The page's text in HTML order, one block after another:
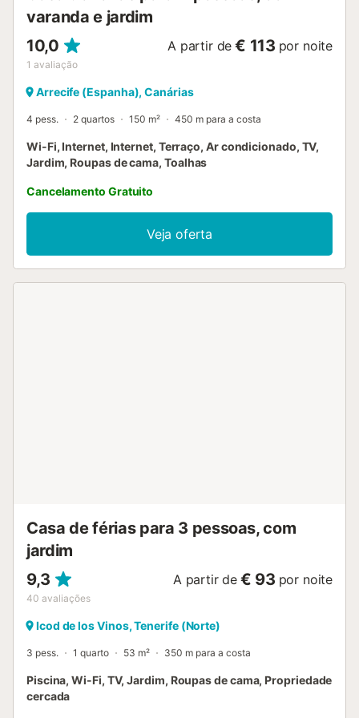
varanda e jardim
10,0
1 avaliação
A partir de € 113 por noite
Arrecife (Espanha), Canárias
4 pess. 2 quartos 150 m² 450 m para a costa
Wi-Fi, Internet, Internet, Terraço, Ar condicionado, TV,
Jardim, Roupas de cama, Toalhas
Cancelamento Gratuito
Veja oferta
Casa de férias para 3 pessoas, com
jardim
9,3
40 avaliações
A partir de € 93 por noite
Icod de los Vinos, Tenerife (Norte)
3 pess. 1 quarto 53 m² 350 m para a costa
Piscina, Wi-Fi, TV, Jardim, Roupas de cama, Propriedade
cercada